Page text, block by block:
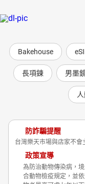
Bakehouse
長項鍊 男墨
防詐騙提醒
台灣樂天市場與店家不會
政策宣導
為防治動物傳染病，
合動物檢疫規定，並